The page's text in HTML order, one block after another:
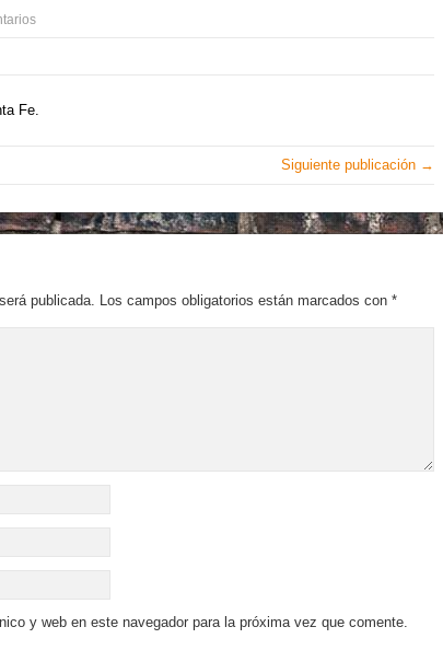
Fe.
Siguiente publicación →
publicada. Los campos obligatorios están marcados con *
y web en este navegador para la próxima vez que comente.